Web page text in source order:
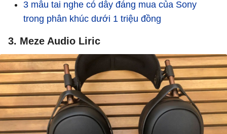
3 mẫu tai nghe có dây đáng mua của Sony
trong phân khúc dưới 1 triệu đồng
3. Meze Audio Liric